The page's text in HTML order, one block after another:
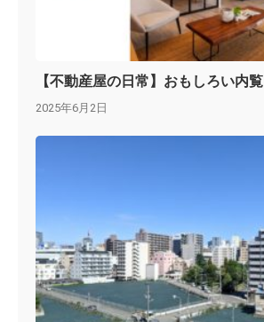
【不動産屋の日常】おもしろい内覧
2025年6月2日